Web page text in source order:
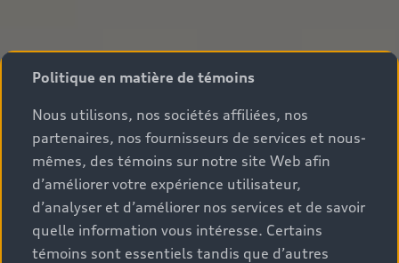
Politique en matière de témoins
Nous utilisons, nos sociétés affiliées, nos
partenaires, nos fournisseurs de services et nous-
mêmes, des témoins sur notre site Web afin
d’améliorer votre expérience utilisateur,
d’analyser et d’améliorer nos services et de savoir
quelle information vous intéresse. Certains
témoins sont essentiels tandis que d’autres